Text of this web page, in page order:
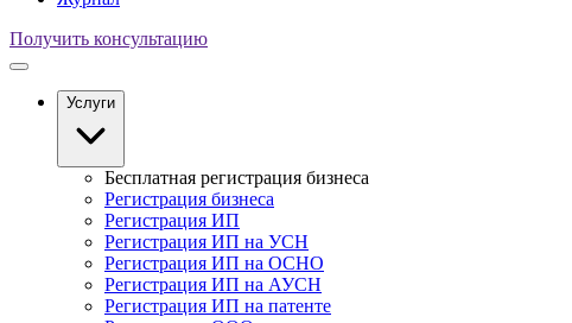
Получить консультацию
Услуги
Бесплатная регистрация бизнеса
Регистрация бизнеса
Регистрация ИП
Регистрация ИП на УСН
Регистрация ИП на ОСНО
Регистрация ИП на АУСН
Регистрация ИП на патенте